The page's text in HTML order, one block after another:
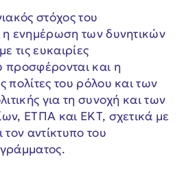
στόχος του
η ενημέρωση των δυνητικών
τις ευκαιρίες
και η
πολίτες του ρόλου και των
για τη συνοχή και των
ΕΤΠΑ και ΕΚΤ, σχετικά με
αντίκτυπο του